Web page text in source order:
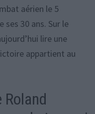
aérien le 5
ses 30 ans. Sur le
lire une
appartient au